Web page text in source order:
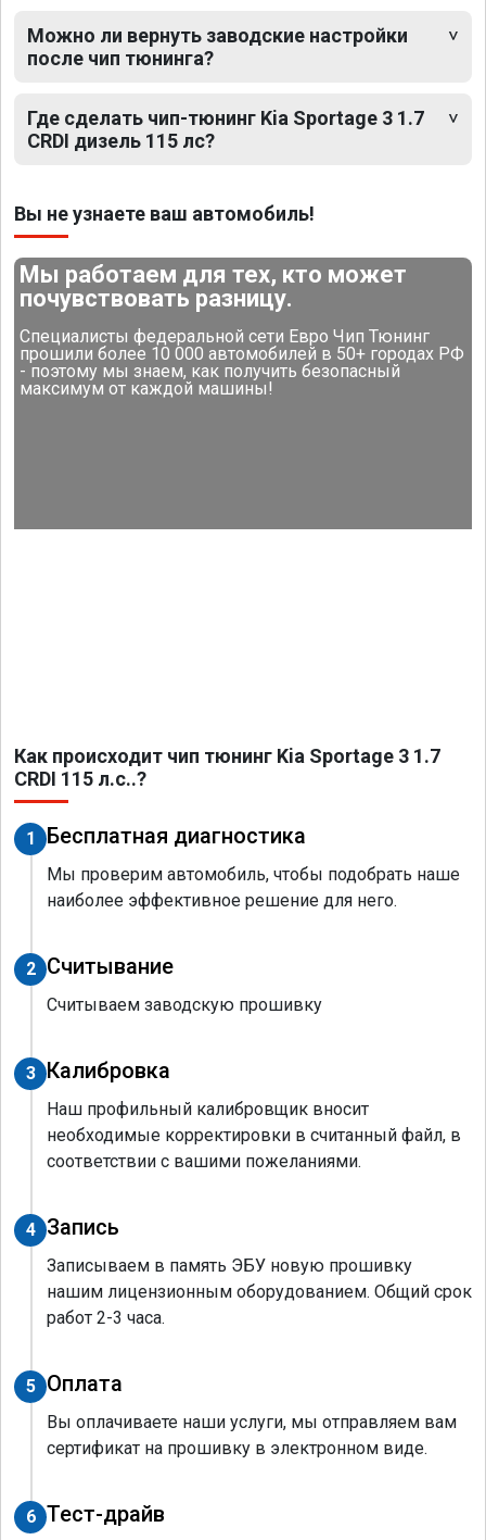
Можно ли вернуть заводские настройки
после чип тюнинга?
Где сделать чип-тюнинг Kia Sportage 3 1.7
CRDI дизель 115 лс?
Вы не узнаете ваш автомобиль!
Мы работаем для тех, кто может
почувствовать разницу.
Специалисты федеральной сети Евро Чип Тюнинг
прошили более 10 000 автомобилей в 50+ городах РФ
- поэтому мы знаем, как получить безопасный
максимум от каждой машины!
Как происходит чип тюнинг Kia Sportage 3 1.7
CRDI 115 л.с..?
1 Бесплатная диагностика
Мы проверим автомобиль, чтобы подобрать наше
наиболее эффективное решение для него.
2 Считывание
Считываем заводскую прошивку
3 Калибровка
Наш профильный калибровщик вносит
необходимые корректировки в считанный файл, в
соответствии с вашими пожеланиями.
4 Запись
Записываем в память ЭБУ новую прошивку
нашим лицензионным оборудованием. Общий срок
работ 2-3 часа.
5 Оплата
Вы оплачиваете наши услуги, мы отправляем вам
сертификат на прошивку в электронном виде.
6 Тест-драйв